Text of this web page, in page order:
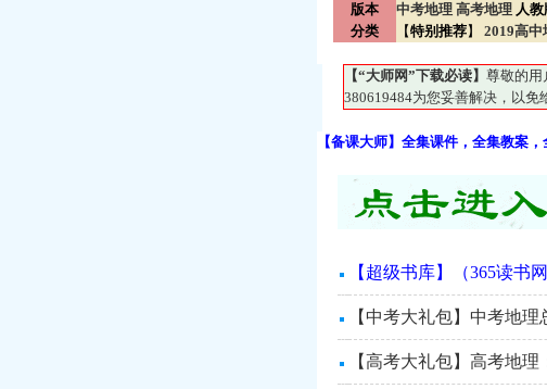
版本
分类
中考地理 高考地理 人教
【特别推荐】 2019高中
【“大师网”下载必读】 尊敬的用
380619484为您妥善解决，以免
【备课大师】全集课件，全集教案
【超级书库】（365读书
【中考大礼包】中考地
【高考大礼包】高考地